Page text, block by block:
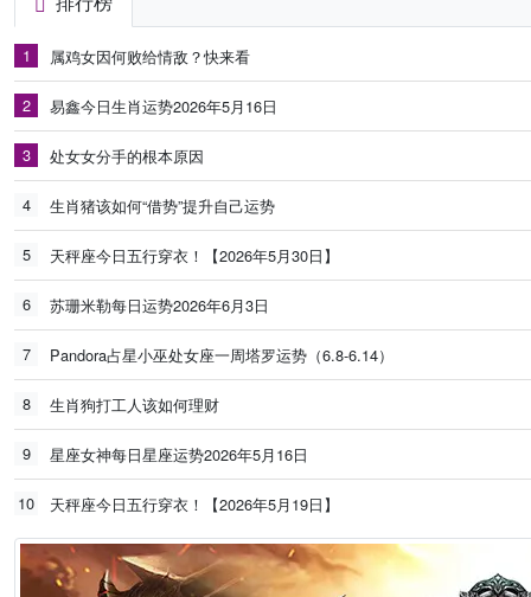
1 属鸡女因何败给情敌？快来看
2 易鑫今日生肖运势2026年5月16日
3 处女女分手的根本原因
4 生肖猪该如何“借势”提升自己运势
5 天秤座今日五行穿衣！【2026年5月30日】
6 苏珊米勒每日运势2026年6月3日
7 Pandora占星小巫处女座一周塔罗运势（6.8-6.14）
8 生肖狗打工人该如何理财
9 星座女神每日星座运势2026年5月16日
10 天秤座今日五行穿衣！【2026年5月19日】